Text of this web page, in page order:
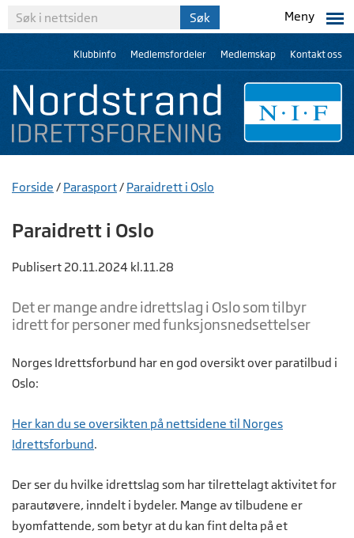
Meny
Klubbinfo Medlemsfordeler Medlemskap Kontakt oss
Forside / Parasport/ Paraidrett i Oslo
Paraidrett i Oslo
Publisert 20.11.2024 kl.11.28
Det er mange andre idrettslag i Oslo som tilbyr
idrett for personer med funksjonsnedsettelser
Norges Idrettsforbund har en god oversikt over paratilbud i
Oslo:
Her kan du se oversikten på nettsidene til Norges
Idrettsforbund.
Der ser du hvilke idrettslag som har tilrettelagt aktivitet for
parautøvere, inndelt i bydeler. Mange av tilbudene er
byomfattende, som betyr at du kan fint delta på et